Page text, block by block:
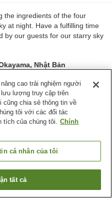
the ingredients of the four
at night. Have a fulfilling time
by our guests for our starry sky
Nhật Bản
lượt
Thành phố Asakuchi
trống
cao trải nghiệm người
lượng truy cập trên
cũng chia sẻ thông tin về
tôi với các đối tác
tích của chúng tôi. Chính
cá nhân của tôi
tất cả